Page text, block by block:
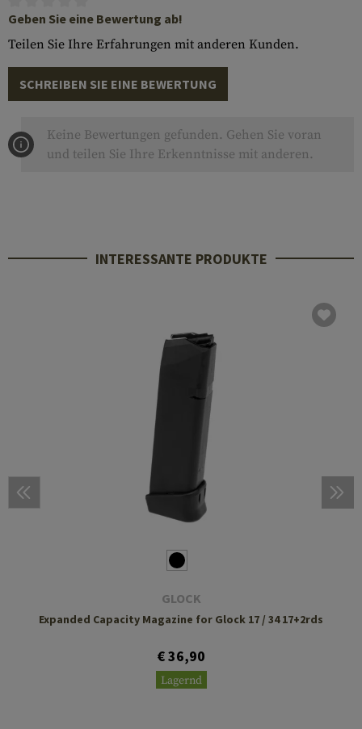
Geben Sie eine Bewertung ab!
Teilen Sie Ihre Erfahrungen mit anderen Kunden.
SCHREIBEN SIE EINE BEWERTUNG
Keine Bewertungen gefunden. Gehen Sie voran
und teilen Sie Ihre Erkenntnisse mit anderen.
INTERESSANTE PRODUKTE
GLOCK
Expanded Capacity Magazine for Glock 17 / 34 17+2rds
€ 36,90
Lagernd